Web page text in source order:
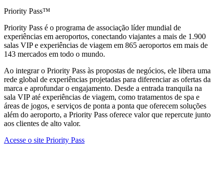
Priority Pass™
Priority Pass é o programa de associação líder mundial de
experiências em aeroportos, conectando viajantes a mais de 1.900
salas VIP e experiências de viagem em 865 aeroportos em mais de
143 mercados em todo o mundo.
Ao integrar o Priority Pass às propostas de negócios, ele libera uma
rede global de experiências projetadas para diferenciar as ofertas da
marca e aprofundar o engajamento. Desde a entrada tranquila na
sala VIP até experiências de viagem, como tratamentos de spa e
áreas de jogos, e serviços de ponta a ponta que oferecem soluções
além do aeroporto, a Priority Pass oferece valor que repercute junto
aos clientes de alto valor.
Acesse o site Priority Pass